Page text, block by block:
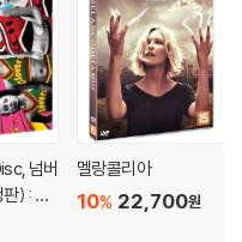
넘버
) : 블
멜랑콜리아
22,700원
10%